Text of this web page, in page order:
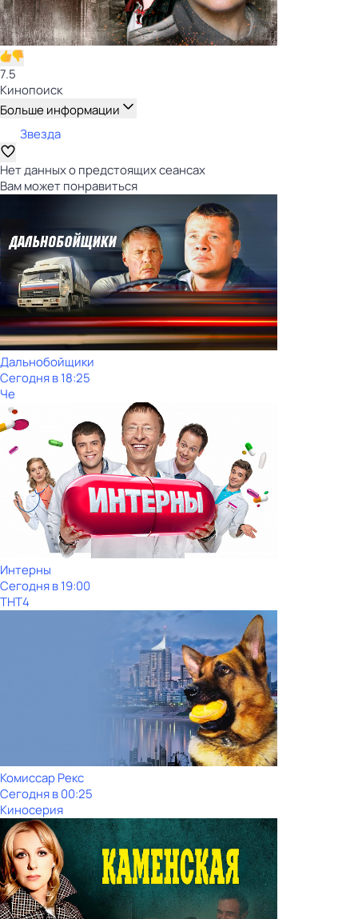
7.5
Кинопоиск
Больше информации
Звезда
Нет данных о предстоящих сеансах
Вам может понравиться
Дальнобойщики
Сегодня в 18:25
Че
Интерны
Сегодня в 19:00
ТНТ4
Комиссар Рекс
Сегодня в 00:25
Киносерия